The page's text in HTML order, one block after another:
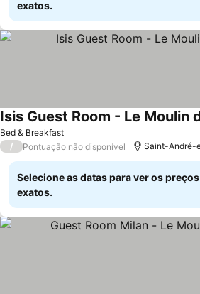
exatos.
Bed & Breakfast
Isis Guest Room - Le Moulin
/ Pontuação não disponível
Selecione as datas para ver os preços
exatos.